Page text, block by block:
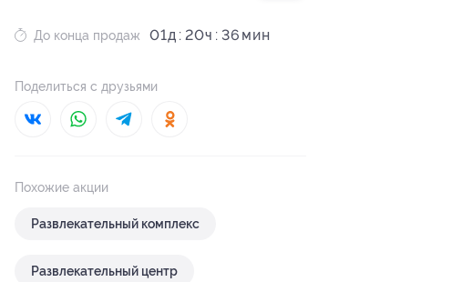
До конца продаж 01д 20ч 36
Поделиться с друзьями
Похожие акции
Развлекательный комплекс
Развлекательный центр